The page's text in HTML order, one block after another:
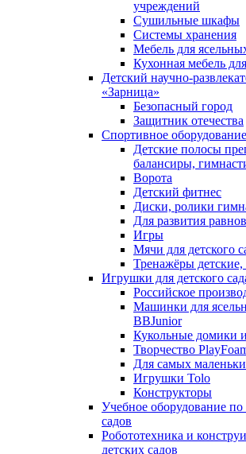
учреждений
Сушильные шкафы
Системы хранения
Мебель для
Кухонная мебель
Детский научно-
«Зарница»
Безопасный город
Защитник отечества
Спортивное оборудование
Детские полосы
балансиры,
Ворота
Детский фитнес
Диски, ролики
Для развития
Игры
Мячи для детского
Тренажёры детские,
Игрушки для детского
Российское
Машинки для
BBJunior
Кукольные домики
Творчество
Для самых
Игрушки Tolo
Конструкторы
Учебное оборудование
садов
Робототехника и
детских садов